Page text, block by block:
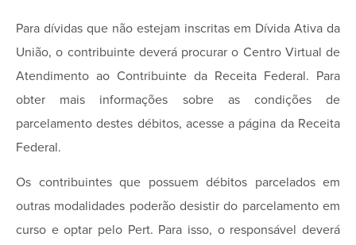
Para dívidas que não estejam inscritas em Dívida Ativa da
União, o contribuinte deverá procurar o Centro Virtual de
Atendimento ao Contribuinte da Receita Federal. Para
obter mais informações sobre as condições de
parcelamento destes débitos, acesse a página da Receita
Federal.
Os contribuintes que possuem débitos parcelados em
outras modalidades poderão desistir do parcelamento em
curso e optar pelo Pert. Para isso, o responsável deverá